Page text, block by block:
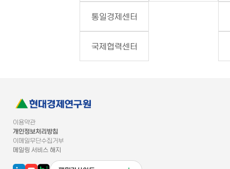
통일경제센터
국제협력센터
이용약관
개인정보처리방침
이메일무단수집거부
메일링 서비스 해지